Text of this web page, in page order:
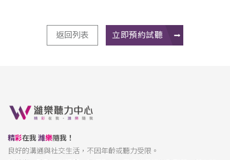
返回列表 立即預約試聽
精彩在我 濰樂隨我！
良好的溝通與社交生活，不因年齡或聽力受限。